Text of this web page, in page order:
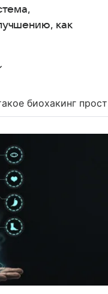
как
биохакинг